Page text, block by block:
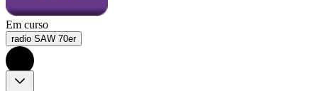
Em curso
radio SAW 70er